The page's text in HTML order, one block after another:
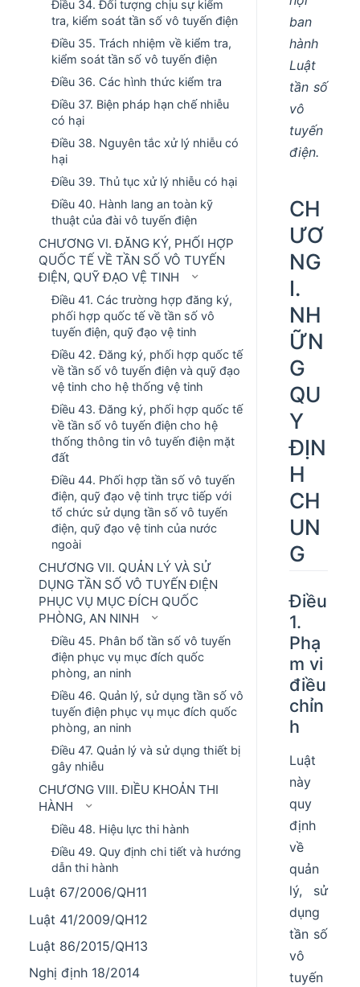
Điều 34. Đối tượng chịu sự kiểm
tra, kiểm soát tần số vô tuyến điện
Điều 35. Trách nhiệm về kiểm tra,
kiểm soát tần số vô tuyến điện
Điều 36. Các hình thức kiểm tra
Điều 37. Biện pháp hạn chế nhiễu
có hại
Điều 38. Nguyên tắc xử lý nhiễu có
hại
Điều 39. Thủ tục xử lý nhiễu có hại
Điều 40. Hành lang an toàn kỹ
thuật của đài vô tuyến điện
CHƯƠNG VI. ĐĂNG KÝ, PHỐI HỢP
QUỐC TẾ VỀ TẦN SỐ VÔ TUYẾN
ĐIỆN, QUỸ ĐẠO VỆ TINH
Điều 41. Các trường hợp đăng ký,
phối hợp quốc tế về tần số vô
tuyến điện, quỹ đạo vệ tinh
Điều 42. Đăng ký, phối hợp quốc tế
về tần số vô tuyến điện và quỹ đạo
vệ tinh cho hệ thống vệ tinh
Điều 43. Đăng ký, phối hợp quốc tế
về tần số vô tuyến điện cho hệ
thống thông tin vô tuyến điện mặt
đất
Điều 44. Phối hợp tần số vô tuyến
điện, quỹ đạo vệ tinh trực tiếp với
tổ chức sử dụng tần số vô tuyến
điện, quỹ đạo vệ tinh của nước
ngoài
CHƯƠNG VII. QUẢN LÝ VÀ SỬ
DỤNG TẦN SỐ VÔ TUYẾN ĐIỆN
PHỤC VỤ MỤC ĐÍCH QUỐC
PHÒNG, AN NINH
Điều 45. Phân bổ tần số vô tuyến
điện phục vụ mục đích quốc
phòng, an ninh
Điều 46. Quản lý, sử dụng tần số vô
tuyến điện phục vụ mục đích quốc
phòng, an ninh
Điều 47. Quản lý và sử dụng thiết bị
gây nhiễu
CHƯƠNG VIII. ĐIỀU KHOẢN THI
HÀNH
Điều 48. Hiệu lực thi hành
Điều 49. Quy định chi tiết và hướng
dẫn thi hành
Luật 67/2006/QH11
Luật 41/2009/QH12
Luật 86/2015/QH13
Nghị định 18/2014
ban
hành
Luật
tần số
vô
tuyến
điện.
CH
ƯƠ
NG
I.
NH
ỮN
G
QU
Y
ĐỊN
H
CH
UN
G
Điều
1.
Phạ
m vi
điều
chỉn
h
Luật
này
quy
định
về
quản
lý, sử
dụng
tần số
vô
tuyến